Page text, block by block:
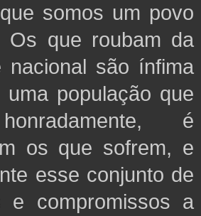
somos um povo
Os que roubam da
nacional são ínfima
uma população que
é
os que sofrem, e
esse conjunto de
e compromissos a